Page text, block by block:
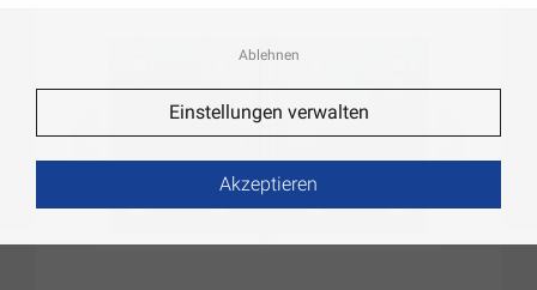
Ablehnen
Einstellungen verwalten
Akzeptieren